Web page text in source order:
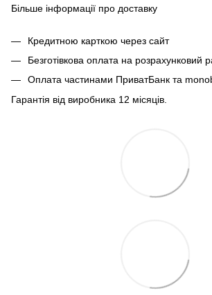
Більше інформації про доставку
Кредитною карткою через сайт
Безготівкова оплата на розрахунковий
Оплата частинами ПриватБанк та
Гарантія від виробника 12 місяців.